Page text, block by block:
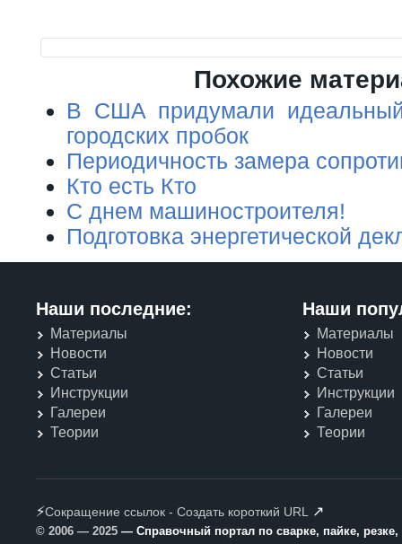
Похожие
В США придумали
городских пробок
Периодичность замера
Кто есть Кто
С днем машиностроителя!
Подготовка энергетической
Наши последние:
Материалы
Новости
Статьи
Инструкции
Галереи
Теории
Наши
Материалы
Новости
Статьи
Инструкции
Галереи
Теории
⚡Сокращение ссылок - Создать короткий URL ↗
© 2006 — 2025 — Справочный портал по сварке, пайке,